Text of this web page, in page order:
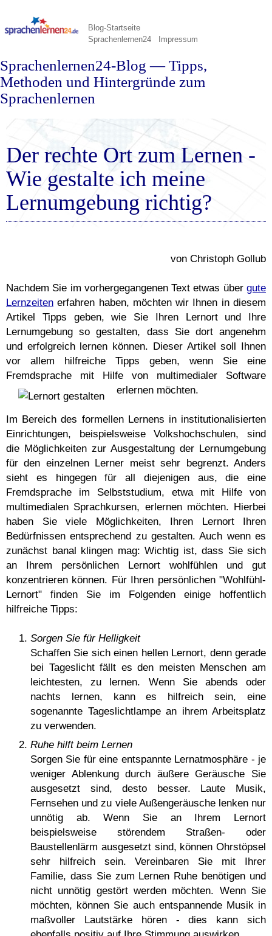
Blog-Startseite
Sprachenlernen24
Impressum
Sprachenlernen24-Blog — Tipps,
Methoden und Hintergründe zum
Sprachenlernen
Der rechte Ort zum Lernen -
Wie gestalte ich meine
Lernumgebung richtig?
von Christoph Gollub
Nachdem Sie im vorhergegangenen Text etwas über gute
Lernzeiten erfahren haben, möchten wir Ihnen in diesem
Artikel Tipps geben, wie Sie Ihren Lernort und Ihre
Lernumgebung so gestalten, dass Sie dort angenehm
und erfolgreich lernen können. Dieser Artikel soll Ihnen
vor allem hilfreiche Tipps geben, wenn Sie eine
Fremdsprache mit Hilfe von multimedialer Software
erlernen möchten.
Im Bereich des formellen Lernens in institutionalisierten
Einrichtungen, beispielsweise Volkshochschulen, sind
die Möglichkeiten zur Ausgestaltung der Lernumgebung
für den einzelnen Lerner meist sehr begrenzt. Anders
sieht es hingegen für all diejenigen aus, die eine
Fremdsprache im Selbststudium, etwa mit Hilfe von
multimedialen Sprachkursen, erlernen möchten. Hierbei
haben Sie viele Möglichkeiten, Ihren Lernort Ihren
Bedürfnissen entsprechend zu gestalten. Auch wenn es
zunächst banal klingen mag: Wichtig ist, dass Sie sich
an Ihrem persönlichen Lernort wohlfühlen und gut
konzentrieren können. Für Ihren persönlichen "Wohlfühl-
Lernort" finden Sie im Folgenden einige hoffentlich
hilfreiche Tipps:
Sorgen Sie für Helligkeit
Schaffen Sie sich einen hellen Lernort, denn gerade
bei Tageslicht fällt es den meisten Menschen am
leichtesten, zu lernen. Wenn Sie abends oder
nachts lernen, kann es hilfreich sein, eine
sogenannte Tageslichtlampe an ihrem Arbeitsplatz
zu verwenden.
Ruhe hilft beim Lernen
Sorgen Sie für eine entspannte Lernatmosphäre - je
weniger Ablenkung durch äußere Geräusche Sie
ausgesetzt sind, desto besser. Laute Musik,
Fernsehen und zu viele Außengeräusche lenken nur
unnötig ab. Wenn Sie an Ihrem Lernort
beispielsweise störendem Straßen- oder
Baustellenlärm ausgesetzt sind, können Ohrstöpsel
sehr hilfreich sein. Vereinbaren Sie mit Ihrer
Familie, dass Sie zum Lernen Ruhe benötigen und
nicht unnötig gestört werden möchten. Wenn Sie
möchten, können Sie auch entspannende Musik in
maßvoller Lautstärke hören - dies kann sich